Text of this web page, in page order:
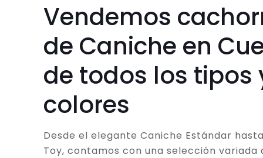
Vendemos
de Caniche en
de todos los tipos
colores
Desde el elegante Caniche Estándar
Toy, contamos con una selección variada